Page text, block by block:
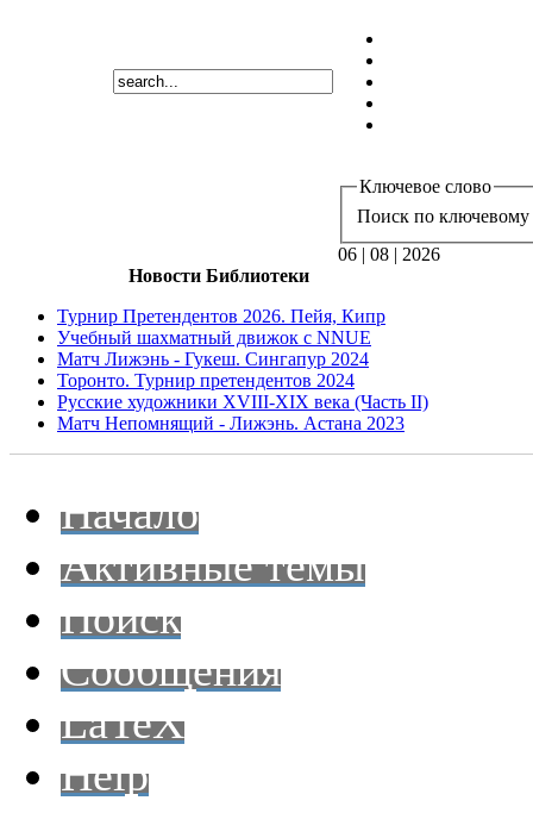
Ключевое слово
Поиск по ключевому
06 | 08 | 2026
Новости Библиотеки
Турнир Претендентов 2026. Пейя, Кипр
Учебный шахматный движок с NNUE
Матч Лижэнь - Гукеш. Сингапур 2024
Торонто. Турнир претендентов 2024
Русские художники XVIII-XIX века (Часть II)
Матч Непомнящий - Лижэнь. Астана 2023
Начало
Активные темы
Поиск
Сообщения
LaTeX
Help